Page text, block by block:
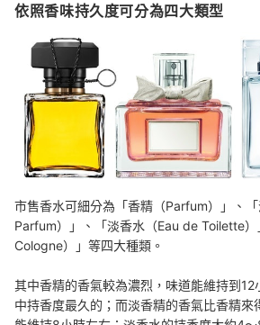
依照香味持久度可分為四大類型
市售香水可細分為「香精（Parfum）」、
Parfum）」、「淡香水（Eau de Toilette
Cologne）」等四大種類。
其中香精的香氣較為濃烈，味道能維持到12
中持香度最久的；而淡香精的香氣比香精來